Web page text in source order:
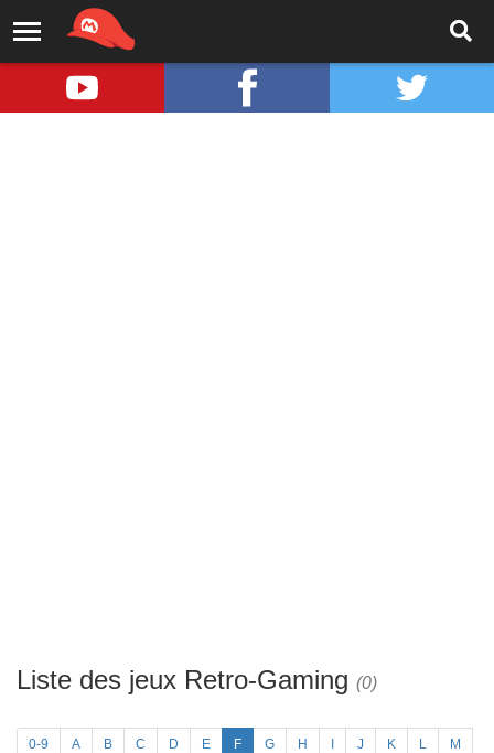
Liste des jeux Retro-Gaming (0)
0-9 A B C D E F G H J K L M